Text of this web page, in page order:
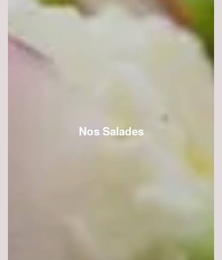
Nos Salades